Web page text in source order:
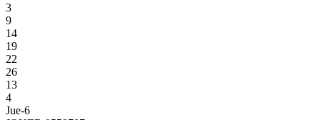
3
9
14
19
22
26
13
4
Jue-6